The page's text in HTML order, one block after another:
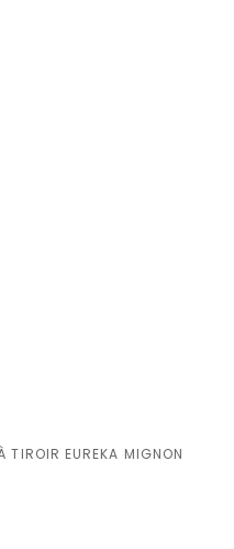
EUREKA MIGNON